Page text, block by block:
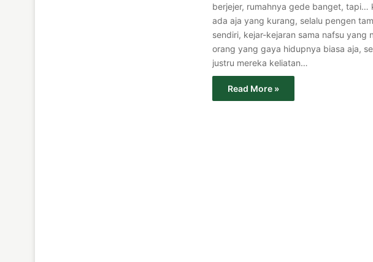
berjejer, rumahnya gede banget, tapi…
ada aja yang kurang, selalu pengen
sendiri, kejar-kejaran sama nafsu
orang yang gaya hidupnya biasa aja,
justru mereka keliatan…
Read More »